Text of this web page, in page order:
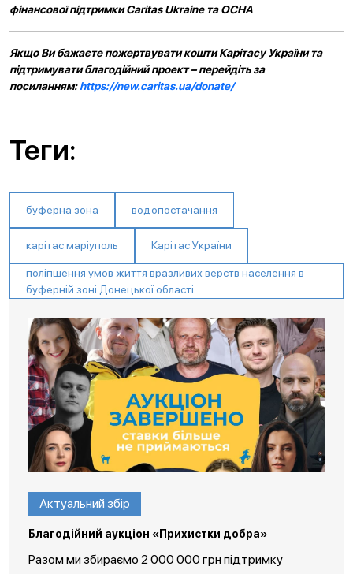
фінансової підтримки Caritas Ukraine та ОСНА
Якщо Ви бажаєте пожертвувати кошти Карітасу України та
підтримувати благодійний проект – перейдіть за
посиланням:https://new.caritas.ua/donate/
Теги:
буферна зона водопостачання
карітас маріуполь Карітас України
поліпшення умов життя вразливих верств населення в
буферній зоні Донецької області
Актуальний збір
Благодійний аукціон «Прихистки добра»
Разом ми збираємо 2 000 000 грн підтримку